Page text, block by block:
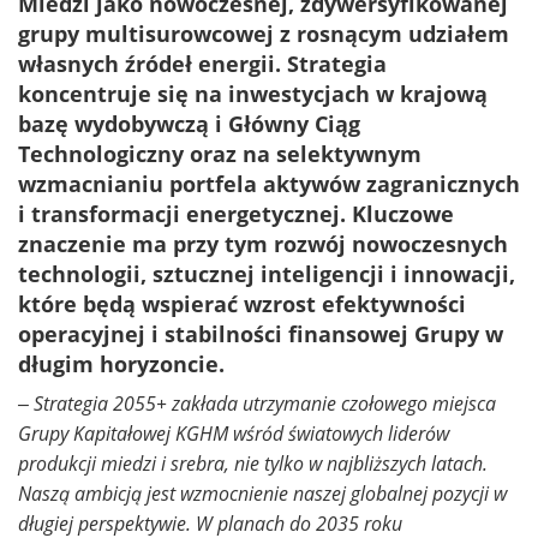
grupy multisurowcowej z rosnącym udziałem
własnych źródeł energii. Strategia
koncentruje się na inwestycjach w krajową
bazę wydobywczą i Główny Ciąg
Technologiczny oraz na selektywnym
wzmacnianiu portfela aktywów zagranicznych
i transformacji energetycznej. Kluczowe
znaczenie ma przy tym rozwój nowoczesnych
technologii, sztucznej inteligencji i innowacji,
które będą wspierać wzrost efektywności
operacyjnej i stabilności finansowej Grupy w
długim horyzoncie.
– Strategia 2055+ zakłada utrzymanie czołowego miejsca
Grupy Kapitałowej KGHM wśród światowych liderów
produkcji miedzi i srebra, nie tylko w najbliższych latach.
Naszą ambicją jest wzmocnienie naszej globalnej pozycji w
długiej perspektywie. W planach do 2035 roku